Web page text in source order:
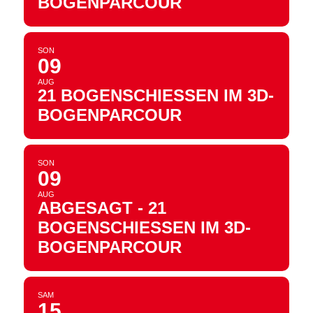
SON
09
AUG
21 BOGENSCHIESSEN IM 3D-B
OGENPARCOUR
SON
09
AUG
ABGESAGT - 21
BOGENSCHIESSEN IM 3D-B
OGENPARCOUR
SAM